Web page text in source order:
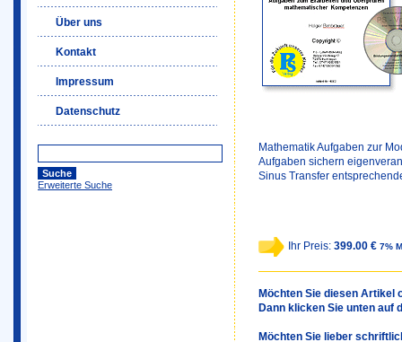
Über uns
Kontakt
Impressum
Datenschutz
Erweiterte Suche
Mathematik Aufgaben zur
Aufgaben sichern
Sinus Transfer
Ihr Preis: 399.00 € 7%
Möchten Sie diesen Artikel
Dann klicken Sie unten auf
Möchten Sie lieber